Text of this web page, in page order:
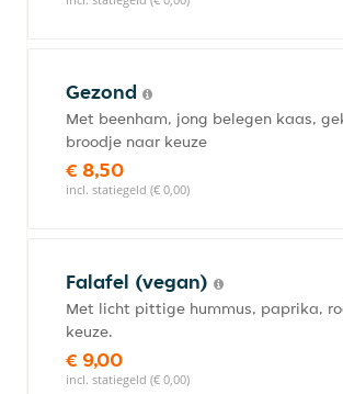
Gezond
Met beenham, jong belegen kaas,
broodje naar keuze
€ 8,50
incl. statiegeld (€ 0,00)
Falafel (vegan)
Met licht pittige hummus, paprika,
keuze.
€ 9,00
incl. statiegeld (€ 0,00)